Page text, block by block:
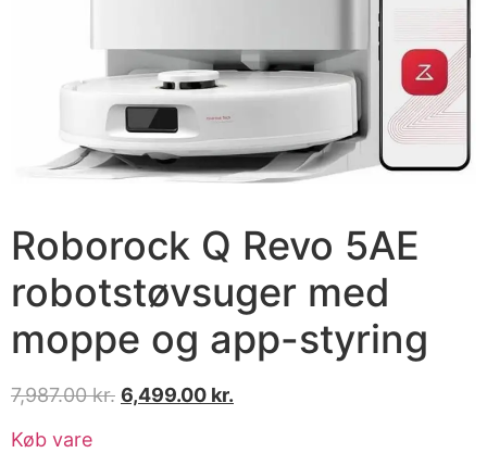
Roborock Q Revo 5AE
robotstøvsuger med
moppe og app-styring
7,987.00kr. 6,499.00 kr.
Køb vare